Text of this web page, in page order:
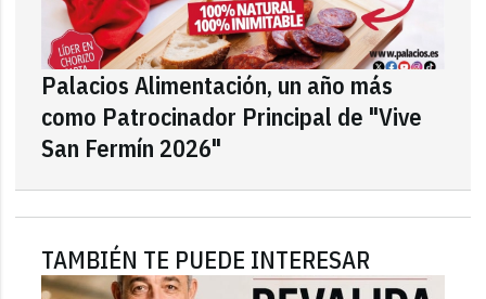
Palacios Alimentación, un año más
como Patrocinador Principal de "Vive
San Fermín 2026"
TAMBIÉN TE PUEDE INTERESAR